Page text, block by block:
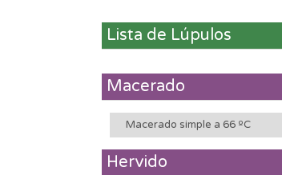
Lista de Lúpulos
Macerado
Macerado simple a 66 ºC
Hervido